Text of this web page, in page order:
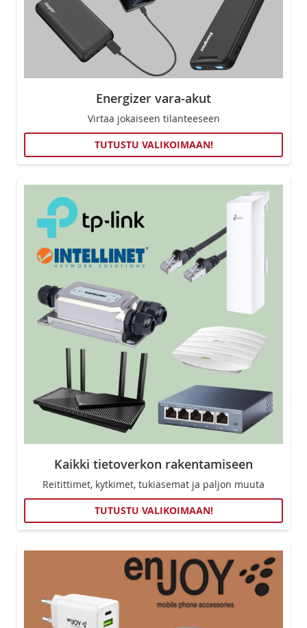
Energizer vara-akut
Virtaa jokaiseen tilanteeseen
TUTUSTU VALIKOIMAAN!
Kaikki tietoverkon rakentamiseen
Reitittimet, kytkimet, tukiasemat ja paljon muuta
TUTUSTU VALIKOIMAAN!